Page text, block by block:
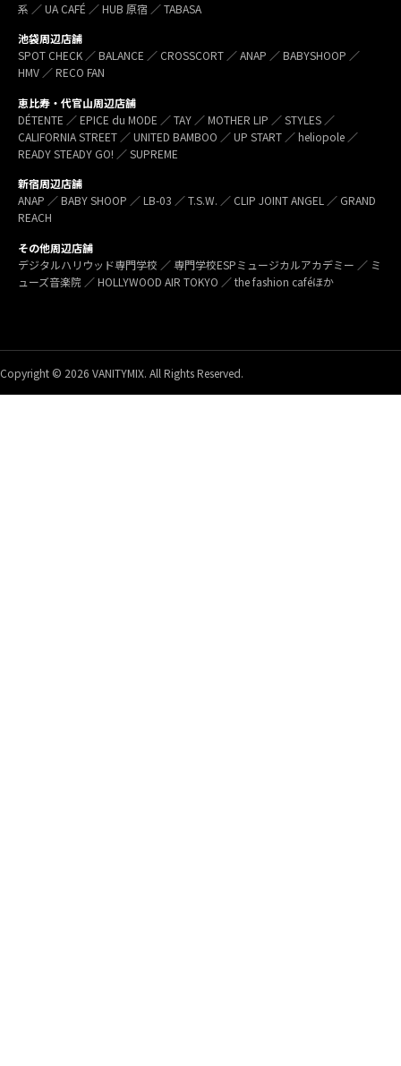
系 ／ UA CAFÉ ／ HUB 原宿 ／ TABASA
池袋周辺店舗
SPOT CHECK ／ BALANCE ／ CROSSCORT ／ ANAP ／ BABYSHOOP ／
HMV ／ RECO FAN
恵比寿・代官山周辺店舗
DÉTENTE ／ EPICE du MODE ／ TAY ／ MOTHER LIP ／ STYLES ／
CALIFORNIA STREET ／ UNITED BAMBOO ／ UP START ／ heliopole ／
READY STEADY GO! ／ SUPREME
新宿周辺店舗
ANAP ／ BABY SHOOP ／ LB-03 ／ T.S.W. ／ CLIP JOINT ANGEL ／ GRAND
REACH
その他周辺店舗
デジタルハリウッド専門学校 ／ 専門学校ESPミュージカルアカデミー ／ ミ
ューズ音楽院 ／ HOLLYWOOD AIR TOKYO ／ the fashion caféほか
Copyright © 2026 VANITYMIX. All Rights Reserved.